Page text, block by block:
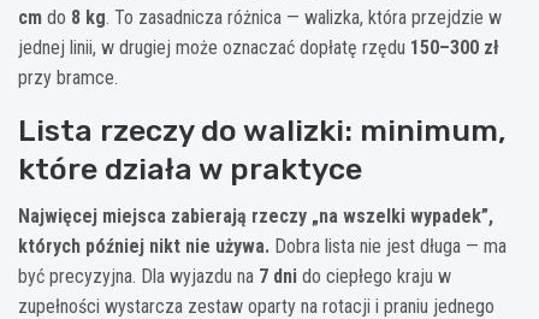
cm do 8 kg. To zasadnicza różnica — walizka, która przejdzie w
jednej linii, w drugiej może oznaczać dopłatę rzędu 150–300 zł
przy bramce.
Lista rzeczy do walizki: minimum,
które działa w praktyce
Najwięcej miejsca zabierają rzeczy „na wszelki wypadek”,
których później nikt nie używa. Dobra lista nie jest długa — ma
być precyzyjna. Dla wyjazdu na 7 dni do ciepłego kraju w
zupełności wystarcza zestaw oparty na rotacji i praniu jednego